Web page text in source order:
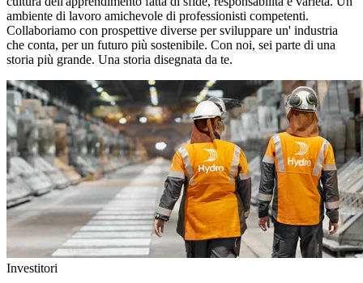
ambiente di lavoro amichevole di professionisti competenti.
Collaboriamo con prospettive diverse per sviluppare un' industria
che conta, per un futuro più sostenibile. Con noi, sei parte di una
storia più grande. Una storia disegnata da te.
Investitori